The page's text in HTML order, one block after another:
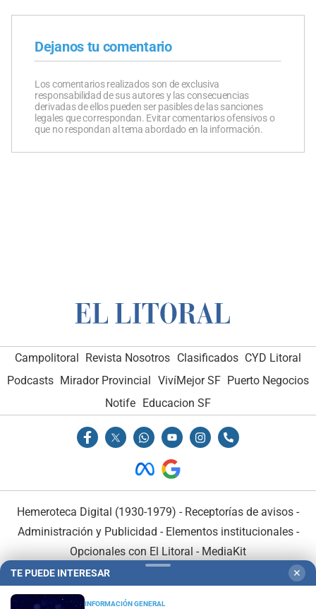
Dejanos tu comentario
Los comentarios realizados son de exclusiva
responsabilidad de sus autores y las consecuencias
derivadas de ellos pueden ser pasibles de las sanciones
legales que correspondan. Evitar comentarios ofensivos o
que no respondan al tema abordado en la información.
Campolitoral Revista Nosotros Clasificados CYD Litoral
Podcasts Mirador Provincial VivíMejor SF Puerto Negocios
Notife Educacion SF
Hemeroteca Digital (1930-1979) - Receptorías de avisos -
Administración y Publicidad - Elementos institucionales-
Opcionales con El Litoral - MediaKit
TE PUEDE INTERESAR ✕
INFORMACIÓN GENERAL